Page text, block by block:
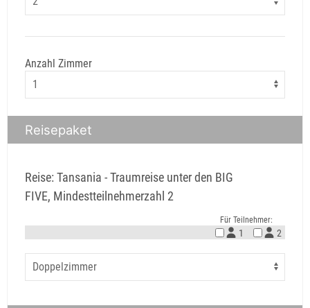
Anzahl Zimmer
Reisepaket
Reise: Tansania - Traumreise unter den BIG
FIVE, Mindestteilnehmerzahl 2
Für Teilnehmer:
1 2